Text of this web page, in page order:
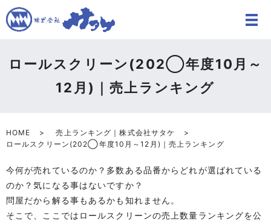
ロールスクリーン(202◯年度10月～
12月)｜売上ランキング
HOME
売上ランキング｜株式会社サタケ
ロールスクリーン(202◯年度10月～12月)｜売上ランキング
今何が売れているのか？多数ある品番からどれが選ばれている
のか？気になる事はないですか？
問屋だから解る事もあるかも知れません。
そこで、ここではロールスクリーンの売上数量ランキングを公